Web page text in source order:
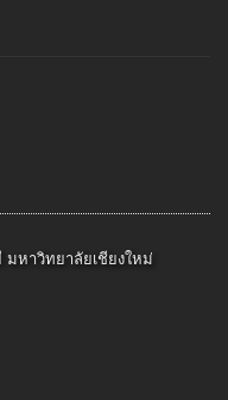
หาวิทยาลัยเชียงใหม่